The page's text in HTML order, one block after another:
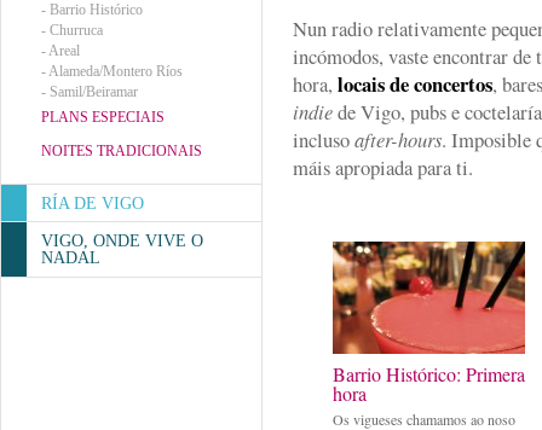
- Barrio Histórico
- Churruca
-Areal
-Alameda/Montero Ríos
- Samil/Beiramar
PLANS ESPECIAIS
NOITES TRADICIONAIS
RÍA DE VIGO
VIGO, ONDE VIVE O
NADAL
Nun radio relativamente
incómodos, vaste encontrar
hora, locais de concertos,
indiede Vigo, pubs e
inclusoafter-hours. Imposible
máis apropiada para ti.
Barrio Histórico: Primera
hora
Os vigueses chamamos ao noso